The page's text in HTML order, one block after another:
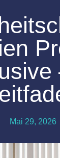
Mai 29, 2026